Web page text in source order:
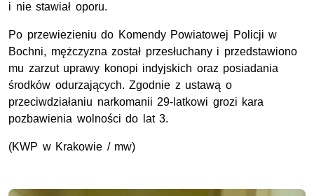
i nie stawiał oporu.
Po przewiezieniu do Komendy Powiatowej Policji w
Bochni, mężczyzna został przesłuchany i przedstawiono
mu zarzut uprawy konopi indyjskich oraz posiadania
środków odurzających. Zgodnie z ustawą o
przeciwdziałaniu narkomanii 29-latkowi grozi kara
pozbawienia wolności do lat 3.
(KWP w Krakowie / mw)